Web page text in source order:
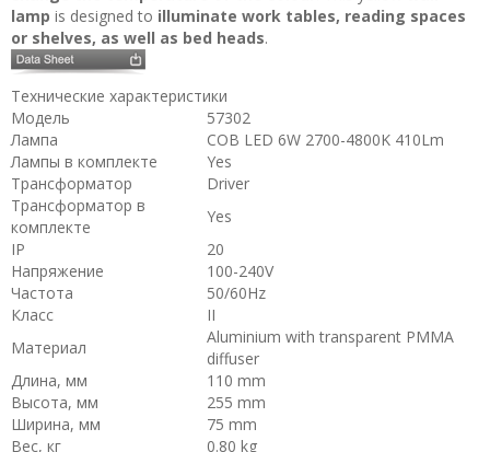
lamp is designed to illuminate work tables, reading spaces
or shelves, as well as bed heads.
Технические характеристики
Модель
57302
Лампа
COB LED 6W 2700-4800K 410Lm
Лампы в комплекте
Yes
Трансформатор
Driver
Трансформатор в
комплекте
Yes
IP
20
Напряжение
100-240V
Частота
50/60Hz
Класс
II
Материал
Aluminium with transparent PMMA
diffuser
Длина, мм
110 mm
Высота, мм
255 mm
Ширина, мм
75 mm
Вес, кг
0.80 kg